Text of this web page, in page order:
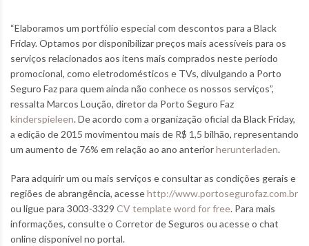
“Elaboramos um portfólio especial com descontos para a Black
Friday. Optamos por disponibilizar preços mais acessíveis para os
serviços relacionados aos itens mais comprados neste período
promocional, como eletrodomésticos e TVs, divulgando a Porto
Seguro Faz para quem ainda não conhece os nossos serviços”,
ressalta Marcos Loução, diretor da Porto Seguro Faz
kinderspieleen. De acordo com a organização oficial da Black Friday,
a edição de 2015 movimentou mais de R$ 1,5 bilhão, representando
um aumento de 76% em relação ao ano anteriorherunterladen.
Para adquirir um ou mais serviços e consultar as condições gerais e
regiões de abrangência, acessehttp://www.portosegurofaz.com.br
ou ligue para 3003-3329 CV template word for free. Para mais
informações, consulte o Corretor de Seguros ou acesse o chat
online disponível no portal.